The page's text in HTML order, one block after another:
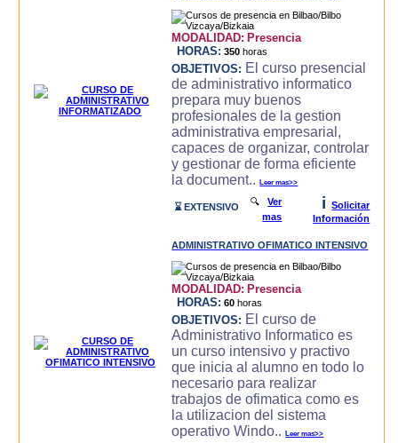
MODALIDAD: Presencia
HORAS: 350 horas
OBJETIVOS: El curso presencial
de administrativo informatico
prepara muy buenos
profesionales de la gestion
administrativa empresarial,
capaces de organizar, controlar
y gestionar de forma eficiente
la document..Leer mas>>
⌛ EXTENSIVO 🔍Ver
mas
i
Solicitar
Información
ADMINISTRATIVO OFIMATICO INTENSIVO
MODALIDAD: Presencia
HORAS: 60 horas
OBJETIVOS: El curso de
Administrativo Informatico es
un curso intensivo y practivo
que inicia al alumno en todo lo
necesario para realizar
trabajos de ofimatica como es
la utilizacion del sistema
operativo Windo..Leer mas>>